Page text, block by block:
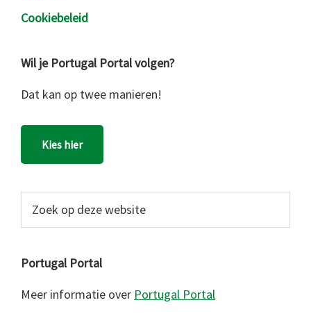
Cookiebeleid
Wil je Portugal Portal volgen?
Dat kan op twee manieren!
Kies hier
website
Portugal Portal
Meer informatie over Portugal Portal